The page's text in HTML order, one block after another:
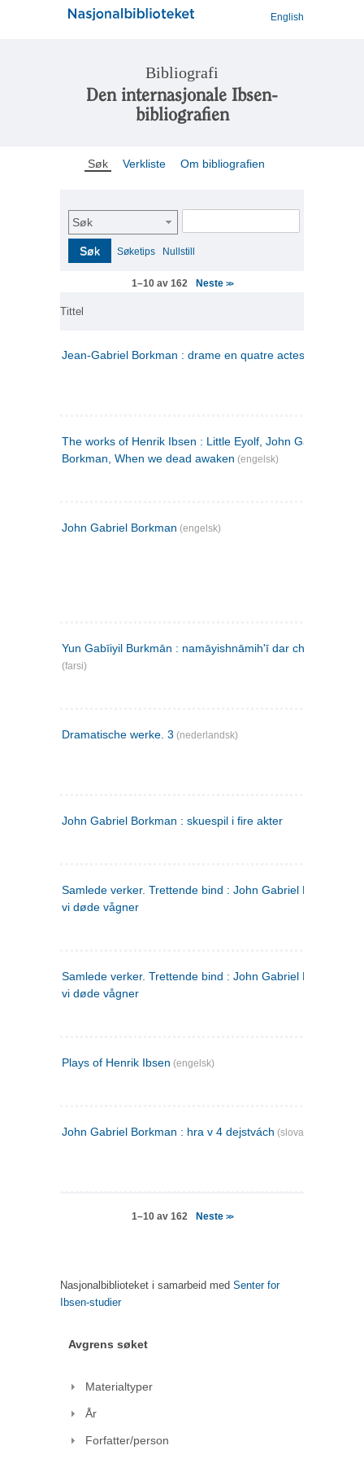
English
Bibliografi
Den internasjonale Ibsen-
bibliografien
Søk Verkliste Om bibliografien
Søk
Søk Søketips Nullstill
1–10 av 162 Neste >>
Tittel
Jean-Gabriel Borkman : drame en quatre actes
The works of Henrik Ibsen : Little Eyolf, John Gabriel
Borkman, When we dead awaken (engelsk)
John Gabriel Borkman (engelsk)
Yun Gabīiyil Burkmān : namāyishnāmihʹī dar chahār pardih
(farsi)
Dramatische werke. 3 (nederlandsk)
John Gabriel Borkman : skuespil i fire akter
Samlede verker. Trettende bind : John Gabriel Borkman ;
vi døde vågner
Samlede verker. Trettende bind : John Gabriel Borkman ;
vi døde vågner
Plays of Henrik Ibsen (engelsk)
John Gabriel Borkman : hra v 4 dejstvách (slovakisk)
1–10 av 162 Neste >>
Nasjonalbiblioteket i samarbeid med Senter for
Ibsen-studier
Avgrens søket
Materialtyper
År
Forfatter/person